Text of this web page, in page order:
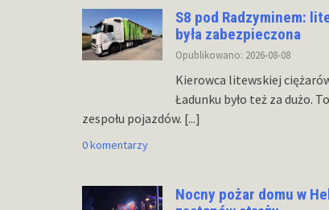
S8 pod Radzyminem:
była zabezpieczona
Opublikowano: 2026-08-08
Kierowca litewskiej
Ładunku było też za dużo.
zespołu pojazdów. [...]
0 komentarzy
Nocny pożar domu w